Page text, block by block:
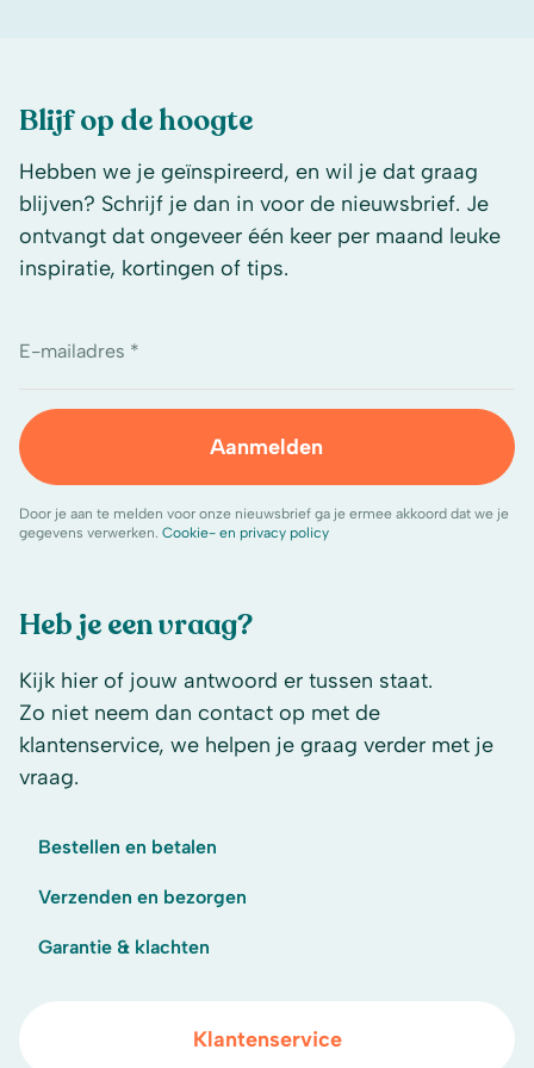
Heb je een vraag?
Kijk hier of jouw antwoord er tussen staat.
Zo niet neem dan contact op met de
klantenservice, we helpen je graag verder met je
vraag.
Bestellen en betalen
Verzenden en bezorgen
Garantie & klachten
Klantenservice
Blijf op de hoogte
Hebben we je geïnspireerd, en wil je dat graag
blijven? Schrijf je dan in voor de nieuwsbrief. Je
ontvangt dat ongeveer één keer per maand leuke
inspiratie, kortingen of tips.
E-mailadres *
Aanmelden
Door je aan te melden voor onze nieuwsbrief ga je ermee akkoord dat we je
gegevens verwerken. Cookie- en privacy policy